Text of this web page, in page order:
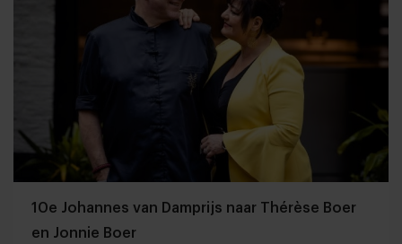
10e Johannes van Damprijs naar Thérèse Boer
en Jonnie Boer